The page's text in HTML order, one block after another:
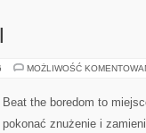
MOŻLIWOŚĆ
Beat the boredom to
pokonać znużenie i